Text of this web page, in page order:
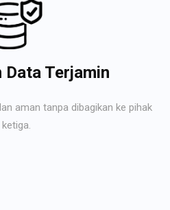
Data Terjamin
aman tanpa dibagikan ke pihak
ketiga.